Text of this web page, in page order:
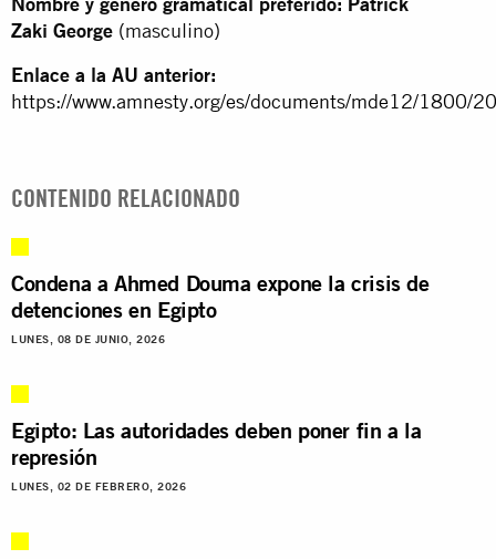
Zaki George (masculino)
Enlace a la AU anterior:
https://www.amnesty.org/es/documents/mde12/1800/
CONTENIDO RELACIONADO
Condena a Ahmed Douma expone la crisis de
detenciones en Egipto
LUNES, 08 DE JUNIO, 2026
Egipto: Las autoridades deben poner fin a la
represión
LUNES, 02 DE FEBRERO, 2026